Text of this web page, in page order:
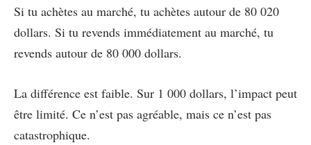
Si tu achètes au marché, tu achètes autour de 80 020
dollars. Si tu revends immédiatement au marché, tu
revends autour de 80 000 dollars.
La différence est faible. Sur 1 000 dollars, l’impact peut
être limité. Ce n’est pas agréable, mais ce n’est pas
catastrophique.